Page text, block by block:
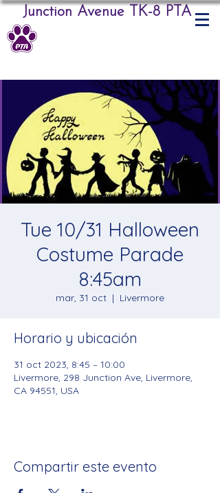
Junction Avenue TK-8 PTA
Tue 10/31 Halloween
Costume Parade
8:45am
mar, 31 oct
  |
Livermore
Horario y ubicación
31 oct 2023, 8:45 – 10:00
Livermore, 298 Junction Ave, Livermore,
CA 94551, USA
Compartir este evento